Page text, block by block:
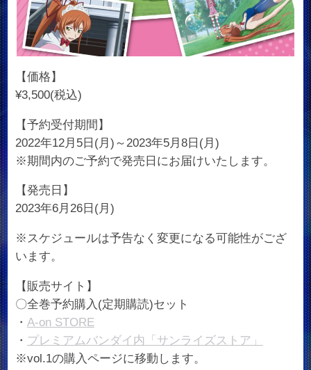
【価格】
¥3,500(税込)
【予約受付期間】
2022年12月5日(月)～2023年5月8日(月)
※期間内のご予約で発売日にお届けいたします。
【発売日】
2023年6月26日(月)
※スケジュールは予告なく変更になる可能性がござ
います。
【販売サイト】
〇全巻予約購入(定期購読)セット
・ A-on STORE
・ プレミアムバンダイ内「サンライズストア」
※vol.1の購入ページに移動します。